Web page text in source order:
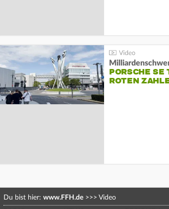
PORSCHE SE
ROTEN
Du bist hier: www.FFH.de >>> Video